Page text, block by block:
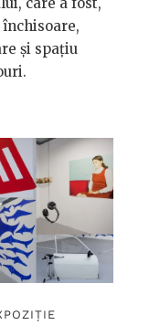
închisoare,
și spațiu